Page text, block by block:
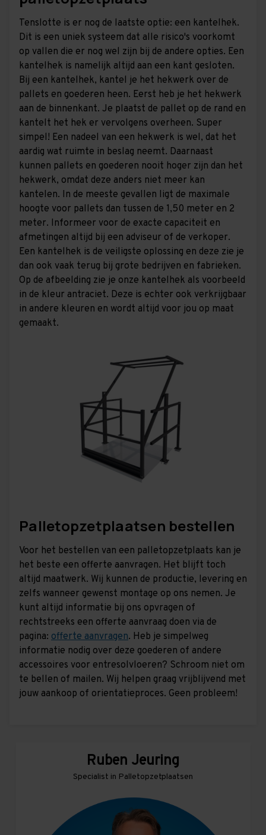
Tenslotte is er nog de laatste optie: een kantelhek.
Dit is een uniek systeem dat alle risico's voorkomt
op vallen die er nog wel zijn bij de andere opties. Een
kantelhek is namelijk altijd aan een kant gesloten.
Bij een kantelhek, kantel je het hekwerk over de
pallets en goederen heen. Eerst heb je het hekwerk
aan de binnenkant. Je plaatst de pallet op de rand en
kantelt het hek er vervolgens overheen. Super
simpel! Een nadeel van een hekwerk is wel, dat het
aardig wat ruimte in beslag neemt. Daarnaast
kunnen pallets en goederen nooit hoger zijn dan het
hekwerk, omdat deze anders niet meer kan
kantelen. In de meeste gevallen ligt de maximale
hoogte voor pallets dan tussen de 1,50 meter en 2
meter. Informeer voor de exacte capaciteit en
afmetingen altijd bij een adviseur of de verkoper.
Een kantelhek is de veiligste oplossing en deze zie je
dan ook vaak terug bij grote bedrijven en fabrieken.
Op de afbeelding zie je onze kantelhek als voorbeeld
in de kleur antraciet. Deze is echter ook verkrijgbaar
in andere kleuren en wordt altijd voor jou op maat
gemaakt.
Palletopzetplaatsen bestellen
Voor het bestellen van een palletopzetplaats kan je
het beste een offerte aanvragen. Het blijft toch
altijd maatwerk. Wij kunnen de productie, levering en
zelfs wanneer gewenst montage op ons nemen. Je
kunt altijd informatie bij ons opvragen of
rechtstreeks een offerte aanvraag doen via de
pagina: offerte aanvragen. Heb je simpelweg
informatie nodig over deze goederen of andere
accessoires voor entresolvloeren? Schroom niet om
te bellen of mailen. Wij helpen graag vrijblijvend met
jouw aankoop of orientatieproces. Geen probleem!
Ruben Jeuring
Specialist in Palletopzetplaatsen